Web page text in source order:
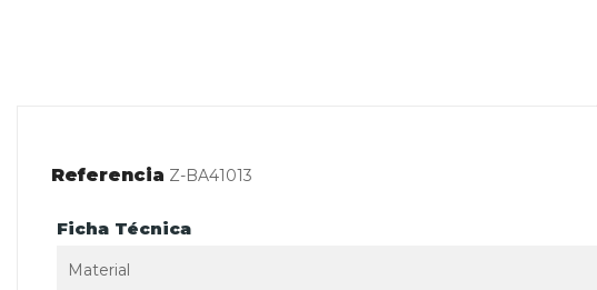
Referencia Z-BA41013
Ficha Técnica
Material